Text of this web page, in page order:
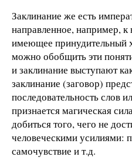
Заклинание же есть
направленное, например,
имеющее принудительный
можно обобщить эти
и заклинание выступают
заклинание (заговор)
последовательность слов
признается магическая
добиться того, чего не
человеческими усилиями:
самочувствие и т.д.